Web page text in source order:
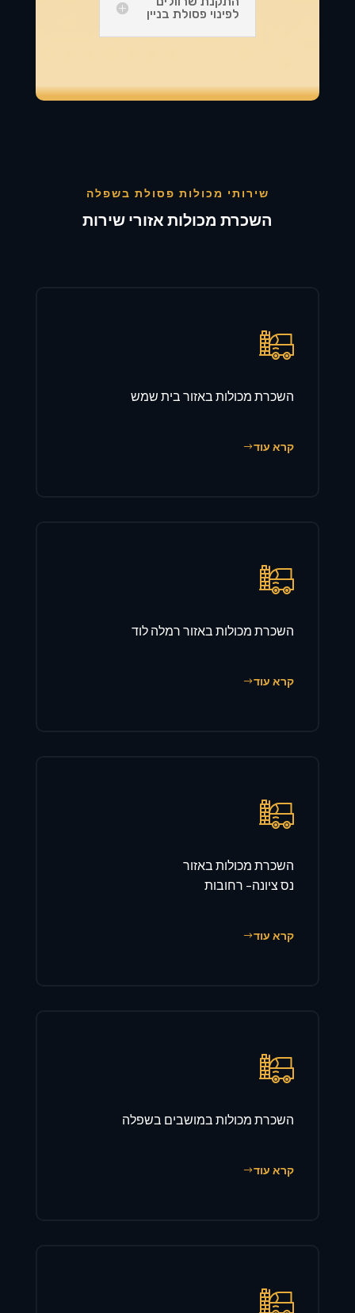
לפינוי פסולת בניין
שירותי מכולות פסולת בשפלה
השכרת מכולות אזורי שירות
השכרת מכולות באזור בית שמש
קרא עוד
השכרת מכולות באזור רמלה לוד
קרא עוד
השכרת מכולות באזור
נס ציונה- רחובות
קרא עוד
השכרת מכולות במושבים בשפלה
קרא עוד